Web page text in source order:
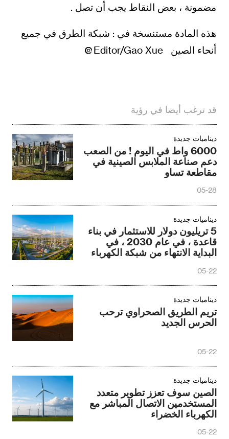
مضمونة ، بعض النقاط يجب أن تصل .
هذه المادة مستنسخة في : شبكة الطرق في جميع
أنحاء الصين Editor/Gao Xue
قد ترغب أيضا في رؤية
ديناميات جديدة
6000 واط في اليوم ! من الصعب
دعم صناعة الملابس الصينية في
مقاطعة تساو
05-28
ديناميات جديدة
5 تريليون دولار للاستثمار في بناء
قاعدة ، في عام 2030 ، في
البداية الانتهاء من شبكة الكهرباء
05-22
ديناميات جديدة
تريم الطريق الصحراوي ترحب
الحرس الجديد
05-22
ديناميات جديدة
الصين سوف تعزز تطوير متعدد
المستخدمين الاتصال المباشر مع
الكهرباء الخضراء
05-22